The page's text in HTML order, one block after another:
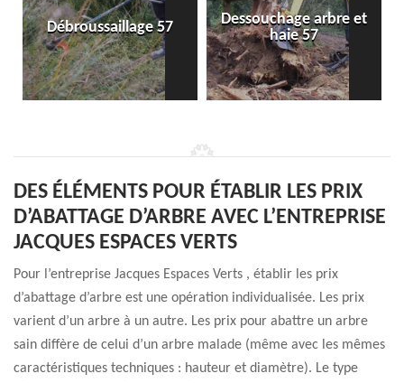
Débroussaillage 57
Dessouchage arbre et
haie 57
DES ÉLÉMENTS POUR ÉTABLIR LES PRIX
D’ABATTAGE D’ARBRE AVEC L’ENTREPRISE
JACQUES ESPACES VERTS
Pour l’entreprise Jacques Espaces Verts , établir les prix
d’abattage d’arbre est une opération individualisée. Les prix
varient d’un arbre à un autre. Les prix pour abattre un arbre
sain diffère de celui d’un arbre malade (même avec les mêmes
caractéristiques techniques : hauteur et diamètre). Le type